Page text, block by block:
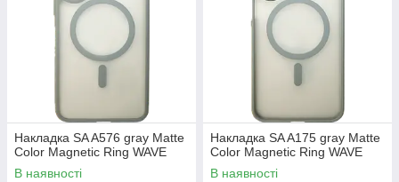
Накладка SA A576 gray Matte
Color Magnetic Ring WAVE
В наявності
Накладка SA A175 gray Matte
Color Magnetic Ring WAVE
В наявності